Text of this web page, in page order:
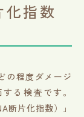
指数
の程度ダメージ
る検査です。
断片化指数）」